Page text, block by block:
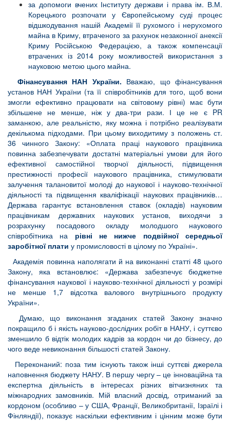
за допомоги вчених Інституту держави і права ім. В.М.
Корецького розпочати у Європейському суді процес
відшкодування нашій Академії її рухомого і нерухомого
майна в Криму, втраченого за рахунок незаконної анексії
Криму Російською Федерацією, а також компенсації
втрачених із 2014 року можливостей використання з
науковою метою цього майна.
Фінансування НАН України. Вважаю, що фінансування
установ НАН України (та її співробітників для того, щоб вони
змогли ефективно працювати на світовому рівні) має бути
збільшене не менше, ніж у два-три рази. І це не є PR
заманкою, але реальністю, яку можна і потрібно реалізувати
декількома підходами. При цьому виходитиму з положень ст.
36 чинного Закону: «Оплата праці наукового працівника
повинна забезпечувати достатні матеріальні умови для його
ефективної самостійної творчої діяльності, підвищення
престижності професії наукового працівника, стимулювати
залучення талановитої молоді до наукової і науково-технічної
діяльності та підвищення кваліфікації наукових працівників…
Держава гарантує встановлення ставок (окладів) науковим
працівникам державних наукових установ, виходячи з
розрахунку посадового окладу молодшого наукового
співробітника на рівні не нижче подвійної середньої
заробітної плати у промисловості в цілому по Україні».
Академія повинна наполягати й на виконанні статті 48 цього
Закону, яка встановлює: «Держава забезпечує бюджетне
фінансування наукової і науково-технічної діяльності у розмірі
не менше 1,7 відсотка валового внутрішнього продукту
України».
Думаю, що виконання згаданих статей Закону значно
покращило б і якість науково-дослідних робіт в НАНУ, і суттєво
зменшило б відтік молодих кадрів за кордон чи до бізнесу, до
чого веде невиконання більшості статей Закону.
Переконаний: поза тим існують також інші суттєві джерела
наповнення бюджету НАНУ. В першу чергу – це інноваційна та
експертна діяльність в інтересах різних вітчизняних та
міжнародних замовників. Мій власний досвід, отриманий за
кордоном (особливо – у США, Франції, Великобританії, Ізраїлі і
Фінляндії), показує наскільки ефективним і цінним може бути